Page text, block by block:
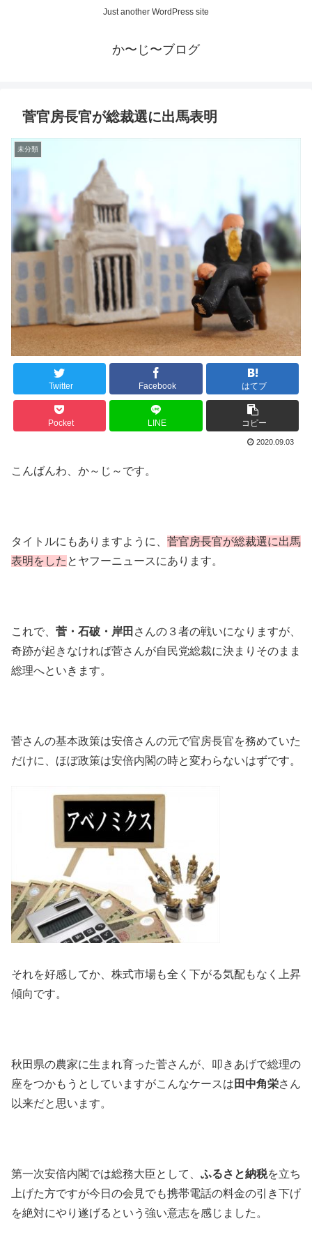
Just another WordPress site
か〜じ〜ブログ
菅官房長官が総裁選に出馬表明
未分類
Twitter Facebook はてブ
Pocket LINE コピー
2020.09.03
こんばんわ、か～じ～です。
タイトルにもありますように、 菅官房長官が総裁選に出馬
表明をした とヤフーニュースにあります。
これで、 菅・石破・岸田 さんの３者の戦いになりますが、
奇跡が起きなければ菅さんが自民党総裁に決まりそのまま
総理へといきます。
菅さんの基本政策は安倍さんの元で官房長官を務めていた
だけに、ほぼ政策は安倍内閣の時と変わらないはずです。
それを好感してか、株式市場も全く下がる気配もなく上昇
傾向です。
秋田県の農家に生まれ育った菅さんが、叩きあげで総理の
座をつかもうとしていますがこんなケースは 田中角栄さん
以来だと思います。
第一次安倍内閣では総務大臣として、 ふるさと納税を立ち
上げた方ですが今日の会見でも携帯電話の料金の引き下げ
を絶対にやり遂げるという強い意志を感じました。